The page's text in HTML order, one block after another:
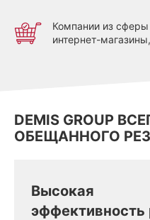
Компании из
интернет-
DEMIS GROUP
ОБЕЩАННОГО
Высокая
эффективность